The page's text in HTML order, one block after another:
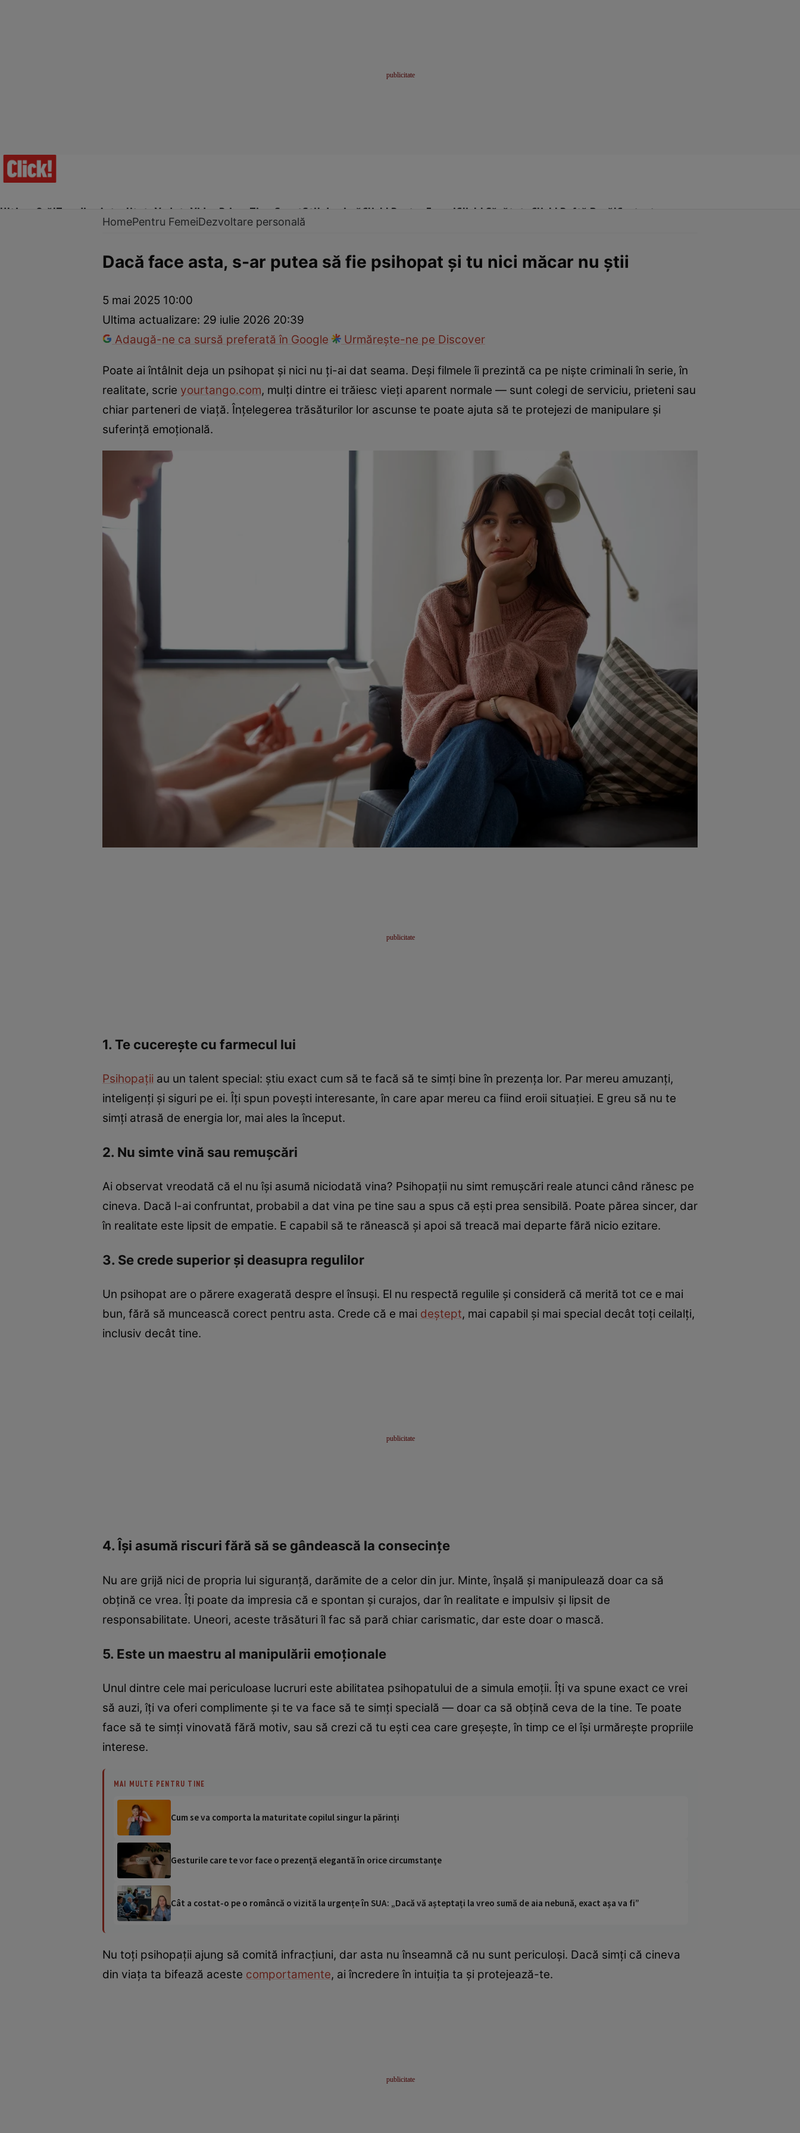
Ultima Oră!Trending Actualitate Vedete Video Prime Time SportStil de viațăClick! Pentru FemeiClick! Sănătate Click! Poftă Bună!Contact
Dezvoltare personalăÎngrijire personală
HomePentru FemeiDezvoltare personală
Dacă face asta, s-ar putea să fie psihopat și tu nici măcar nu știi
5 mai 2025 10:00
Ultima actualizare: 29 iulie 2026 20:39
Adaugă-ne ca sursă preferată în Google
Urmărește-ne pe Discover
Poate ai întâlnit deja un psihopat și nici nu ți-ai dat seama. Deși filmele îi prezintă ca pe niște criminali în serie, în
realitate, scrie yourtango.com, mulți dintre ei trăiesc vieți aparent normale — sunt colegi de serviciu, prieteni sau
chiar parteneri de viață. Înțelegerea trăsăturilor lor ascunse te poate ajuta să te protejezi de manipulare și
suferință emoțională.
1. Te cucerește cu farmecul lui
Psihopații au un talent special: știu exact cum să te facă să te simți bine în prezența lor. Par mereu amuzanți,
inteligenți și siguri pe ei. Îți spun povești interesante, în care apar mereu ca fiind eroii situației. E greu să nu te
simți atrasă de energia lor, mai ales la început.
2. Nu simte vină sau remușcări
Ai observat vreodată că el nu își asumă niciodată vina? Psihopații nu simt remușcări reale atunci când rănesc pe
cineva. Dacă l-ai confruntat, probabil a dat vina pe tine sau a spus că ești prea sensibilă. Poate părea sincer, dar
în realitate este lipsit de empatie. E capabil să te rănească și apoi să treacă mai departe fără nicio ezitare.
3. Se crede superior și deasupra regulilor
Un psihopat are o părere exagerată despre el însuși. El nu respectă regulile și consideră că merită tot ce e mai
bun, fără să muncească corect pentru asta. Crede că e mai deștept, mai capabil și mai special decât toți ceilalți,
inclusiv decât tine.
4. Își asumă riscuri fără să se gândească la consecințe
Nu are grijă nici de propria lui siguranță, darămite de a celor din jur. Minte, înșală și manipulează doar ca să
obțină ce vrea. Îți poate da impresia că e spontan și curajos, dar în realitate e impulsiv și lipsit de
responsabilitate. Uneori, aceste trăsături îl fac să pară chiar carismatic, dar este doar o mască.
5. Este un maestru al manipulării emoționale
Unul dintre cele mai periculoase lucruri este abilitatea psihopatului de a simula emoții. Îți va spune exact ce vrei
să auzi, îți va oferi complimente și te va face să te simți specială — doar ca să obțină ceva de la tine. Te poate
face să te simți vinovată fără motiv, sau să crezi că tu ești cea care greșește, în timp ce el își urmărește propriile
interese.
MAI MULTE PENTRU TINE
Cum se va comporta la maturitate copilul singur la părinți
Gesturile care te vor face o prezenţă elegantă în orice circumstanţe
Cât a costat-o pe o româncă o vizită la urgențe în SUA: „Dacă vă așteptați la vreo sumă de aia nebună, exact așa va fi”
Nu toți psihopații ajung să comită infracțiuni, dar asta nu înseamnă că nu sunt periculoși. Dacă simți că cineva
din viața ta bifează aceste comportamente, ai încredere în intuiția ta și protejează-te.